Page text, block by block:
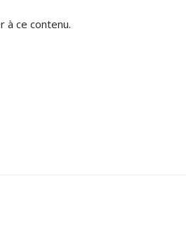
à ce contenu.